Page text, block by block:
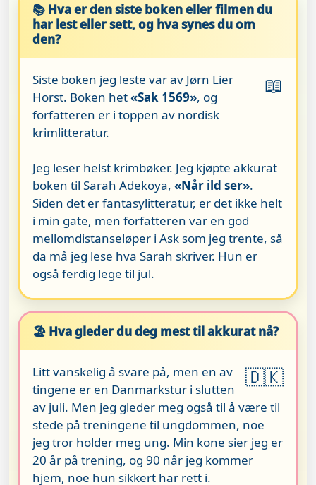
📚 Hva er den siste boken eller filmen du
har lest eller sett, og hva synes du om
den?
📖
Siste boken jeg leste var av Jørn Lier
Horst. Boken het«Sak 1569», og
forfatteren er i toppen av nordisk
krimlitteratur.
Jeg leser helst krimbøker. Jeg kjøpte akkurat
boken til Sarah Adekoya,«Når ild ser».
Siden det er fantasylitteratur, er det ikke helt
i min gate, men forfatteren var en god
mellomdistanseløper i Ask som jeg trente, så
da må jeg lese hva Sarah skriver. Hun er
også ferdig lege til jul.
🏖️ Hva gleder du deg mest til akkurat nå?
🇩🇰
Litt vanskelig å svare på, men en av
tingene er en Danmarkstur i slutten
av juli. Men jeg gleder meg også til å være til
stede på treningene til ungdommen, noe
jeg tror holder meg ung. Min kone sier jeg er
20 år på trening, og 90 når jeg kommer
hjem, noe hun sikkert har rett i.